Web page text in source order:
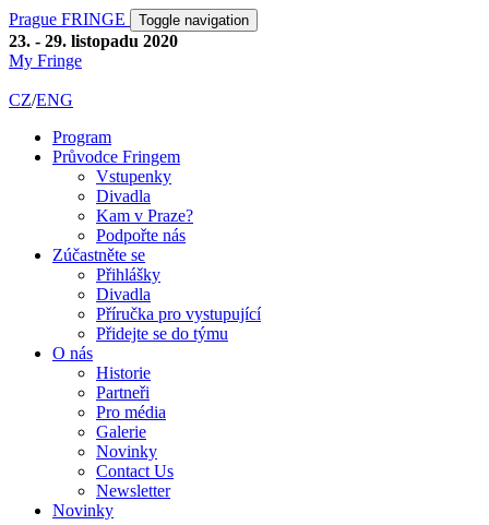
Prague FRINGE Toggle navigation
23. - 29. listopadu 2020
My Fringe
CZ/ENG
Program
Průvodce Fringem
Vstupenky
Divadla
Kam v Praze?
Podpořte nás
Zúčastněte se
Přihlášky
Divadla
Příručka pro vystupující
Přidejte se do týmu
O nás
Historie
Partneři
Pro média
Galerie
Novinky
Contact Us
Newsletter
Novinky